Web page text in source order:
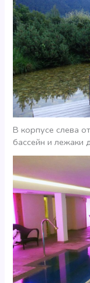
В корпусе слева
бассейн и лежаки